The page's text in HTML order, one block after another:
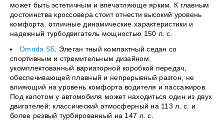
может быть эстетичным и впечатляюще ярким. К главным
достоинства кроссовера стоит отнести высокий уровень
комфорта, отличные динамические характеристики и
надежный турбодвигатель мощностью 150 л. c.
Omoda S5 . Элеган тный компактный седан со
спортивным и стремительным дизайном,
укомплектованный вариаторной коробкой передач,
обеспечивающей плавный и непрерывный разгон, не
влияющий на уровень комфорта водителя и пассажиров.
Под капотом у автомобиля может находиться один из двух
двигателей: классический атмосферный на 113 л. с. и
более резвый турбированный на 147 л. с.